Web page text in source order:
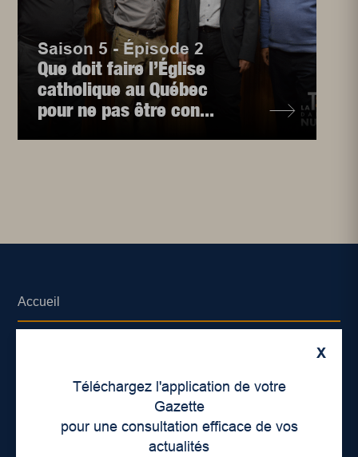
Saison 5 - Épisode 2
Que doit faire l’Église
catholique au Québec
pour ne pas être con...
X
Téléchargez l'application de votre
Gazette
pour une consultation efficace de vos
actualités
Accueil
Déontologie et confidentialité